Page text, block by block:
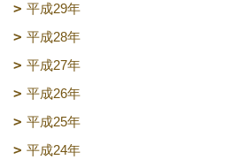
平成29年
平成28年
平成27年
平成26年
平成25年
平成24年